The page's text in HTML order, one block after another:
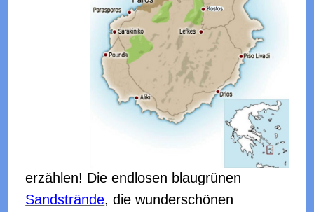
erzählen! Die endlosen blaugrünen
Sandstrände, die wunderschönen